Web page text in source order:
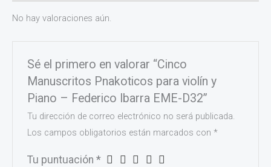
No hay valoraciones aún.
Sé el primero en valorar “Cinco
Manuscritos Pnakoticos para violín y
Piano – Federico Ibarra EME-D32”
Tu dirección de correo electrónico no será publicada.
Los campos obligatorios están marcados con*
Tu puntuación*